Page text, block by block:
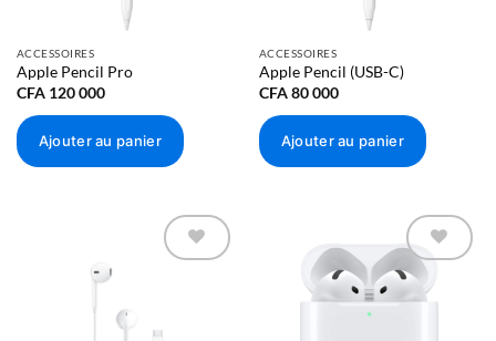
Dimensions
Dimensions et poids
ACCESSOIRES
Apple Pencil Pro
CFA120 000
Ajouter au panier
ACCESSOIRES
Apple Pencil (USB-C)
CFA80 000
Ajouter au panier
Ajouter à
la liste